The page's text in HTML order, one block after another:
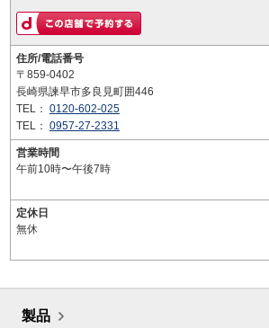
住所/電話番号
〒859-0402
長崎県諫早市多良見町囲446
TEL： 0120-602-025
TEL： 0957-27-2331
営業時間
午前10時〜午後7時
定休日
無休
製品